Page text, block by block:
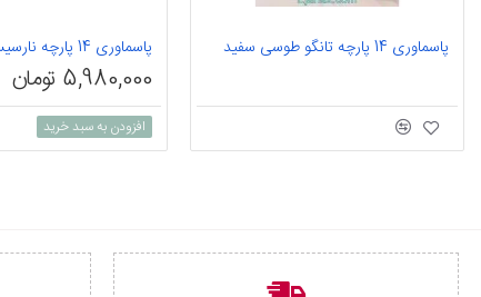
پاسماوری 14 پارچه تانگو طوسی سفید پاسماوری 14 پارچه نارسیس سفید طوسی
5,980,000 تومان
افزودن به سبد خرید